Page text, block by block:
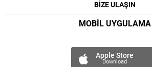
BİZE ULAŞIN
MOBİL UYGULAMA
Apple Store
Download